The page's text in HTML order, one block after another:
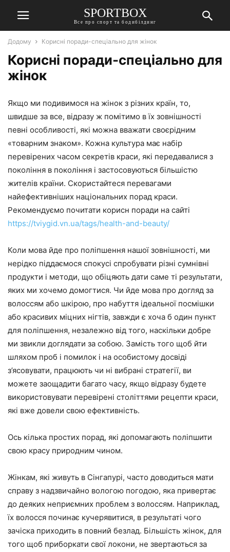
SPORTBOX
Все про спорт та бодибілдинг
Додому Корисні поради-спеціально для жінок
Корисні поради-спеціально для
жінок
Якщо ми подивимося на жінок з різних країн, то,
швидше за все, відразу ж помітимо в їх зовнішності
певні особливості, які можна вважати своєрідним
«товарним знаком». Кожна культура має набір
перевірених часом секретів краси, які передавалися з
покоління в покоління і застосовуються більшістю
жителів країни. Скористайтеся перевагами
найефективніших національних порад краси.
Рекомендуємо почитати корисн поради на сайті
https://tviygid.vn.ua/tags/health-and-beauty/
Коли мова йде про поліпшення нашої зовнішності, ми
нерідко піддаємося спокусі спробувати різні сумнівні
продукти і методи, що обіцяють дати саме ті результати,
яких ми хочемо домогтися. Чи йде мова про догляд за
волоссям або шкірою, про набуття ідеальної посмішки
або красивих міцних нігтів, завжди є хоча б один пункт
для поліпшення, незалежно від того, наскільки добре
ми звикли доглядати за собою. Замість того щоб йти
шляхом проб і помилок і на особистому досвіді
з’ясовувати, працюють чи ні вибрані стратегії, ви
можете заощадити багато часу, якщо відразу будете
використовувати перевірені століттями рецепти краси,
які вже довели свою ефективність.
Ось кілька простих порад, які допомагають поліпшити
свою красу природним чином.
Жінкам, які живуть в Сінгапурі, часто доводиться мати
справу з надзвичайно вологою погодою, яка привертає
до деяких неприємних проблем з волоссям. Наприклад,
їх волосся починає кучерявитися, в результаті чого
зачіска приходить в повний безлад. Більшість жінок, для
того щоб приборкати свої локони, не звертаються за